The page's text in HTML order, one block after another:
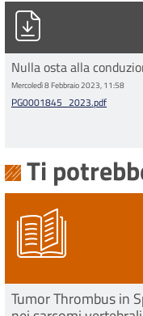
PG0001845_2023.pdf
Nulla osta alla
Mercoledì 8 Febbraio 2023, 11:58
PG0001845_2023.pdf
Ti
Tumor Thrombus in